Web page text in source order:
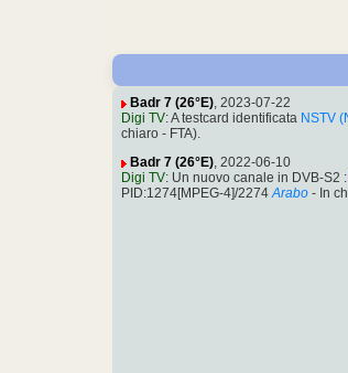
Badr 7 (26°E), 2023-07-22
Digi TV: A testcard identificata NSTV
chiaro - FTA).
Badr 7 (26°E), 2022-06-10
Digi TV: Un nuovo canale in DVB-S2 :
PID:1274[MPEG-4]/2274 Arabo - In